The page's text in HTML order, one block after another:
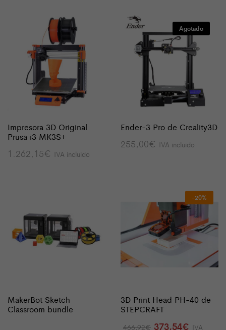
Impresora 3D Original
Prusa i3 MK3S+
1.262,15€ IVA incluido
Agotado
Ender-3 Pro de Creality3D
255,00€ IVA incluido
MakerBot Sketch
Classroom bundle
-20%
3D Print Head PH-40 de
STEPCRAFT
466,92€ El
373,54€ ElIVA